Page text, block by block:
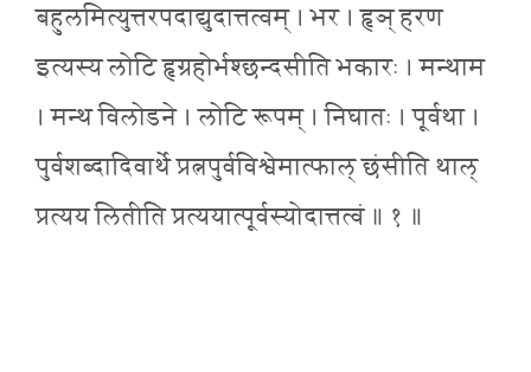
बहुलमित्युत्तरपदाद्युदात्तत्वम् । भर । हृञ् हरण
इत्यस्य लोटि हृग्रहोर्भश्छन्दसीति भकारः । मन्थाम
। मन्थ विलोडने । लोटि रूपम् । निघातः । पूर्वथा ।
पुर्वशब्दादिवार्थे प्रत्नपुर्वविश्वेमात्फाल् छंसीति थाल्
प्रत्यय लितीति प्रत्ययात्पूर्वस्योदात्तत्वं ॥ १ ॥